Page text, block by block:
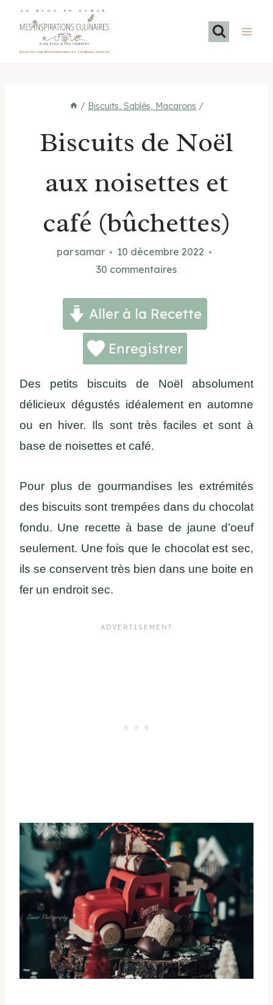
LE BLOG DE SAMAR
Recettes méditerranéennes et familiales maison
/ Biscuits, Sablés, Macarons /
Biscuits de Noël
aux noisettes et
café (bûchettes)
parsamar
10 décembre 2022
30 commentaires
Aller à la Recette
Enregistrer
Des petits biscuits de Noël absolument
délicieux dégustés idéalement en automne
ou en hiver. Ils sont très faciles et sont à
base de noisettes et café.
Pour plus de gourmandises les extrémités
des biscuits sont trempées dans du chocolat
fondu. Une recette à base de jaune d’oeuf
seulement. Une fois que le chocolat est sec,
ils se conservent très bien dans une boite en
fer un endroit sec.